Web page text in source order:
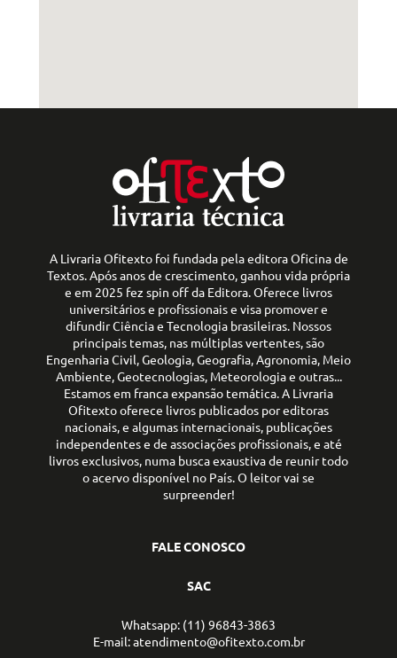
A Livraria Ofitexto foi fundada pela editora Oficina de
Textos. Após anos de crescimento, ganhou vida própria
e em 2025 fez spin off da Editora. Oferece livros
universitários e profissionais e visa promover e
difundir Ciência e Tecnologia brasileiras. Nossos
principais temas, nas múltiplas vertentes, são
Engenharia Civil, Geologia, Geografia, Agronomia, Meio
Ambiente, Geotecnologias, Meteorologia e outras...
Estamos em franca expansão temática. A Livraria
Ofitexto oferece livros publicados por editoras
nacionais, e algumas internacionais, publicações
independentes e de associações profissionais, e até
livros exclusivos, numa busca exaustiva de reunir todo
o acervo disponível no País. O leitor vai se
surpreender!
FALE CONOSCO
SAC
Whatsapp: (11) 96843-3863
E-mail: atendimento@ofitexto.com.br